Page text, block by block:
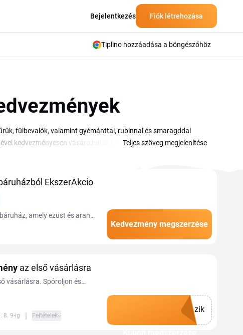
Bejelentkezés Fiók létrehozása
Tiplino hozzáadása a böngészőhöz
fülbevalók, valamint gyémánttal, rubinnal és smaragddal
kedvezményesen vásárolhatsz különleges alkalmakra és
a legújabb ajánlatokra.
Teljes szöveg megjelenítése
EkszerAkcio
amely ezüst és arany
Kedvezmény megszerzése
az első vásárlásra
vásárlásra. Spóroljon és
8. 9-ig | Feltételek
zik